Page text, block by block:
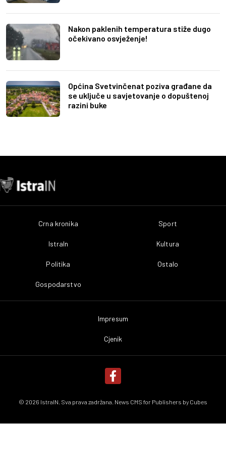
Nakon paklenih temperatura stiže dugo
očekivano osvježenje!
Općina Svetvinčenat poziva građane da
se uključe u savjetovanje o dopuštenoj
razini buke
Crna kronika
IstraIn
Politika
Gospodarstvo
Sport
Kultura
Ostalo
Impresum
Cjenik
© 2026 IstraIN. Sva prava zadržana. News CMS for Publishers by Cubes